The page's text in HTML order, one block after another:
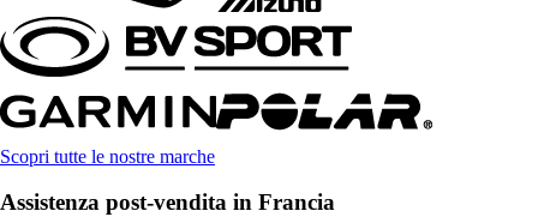
Scopri tutte le nostre marche
Assistenza post-vendita in Francia